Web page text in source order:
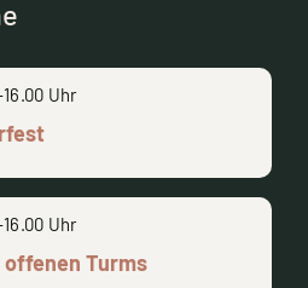
16.00 Uhr
16.00 Uhr
offenen Turms